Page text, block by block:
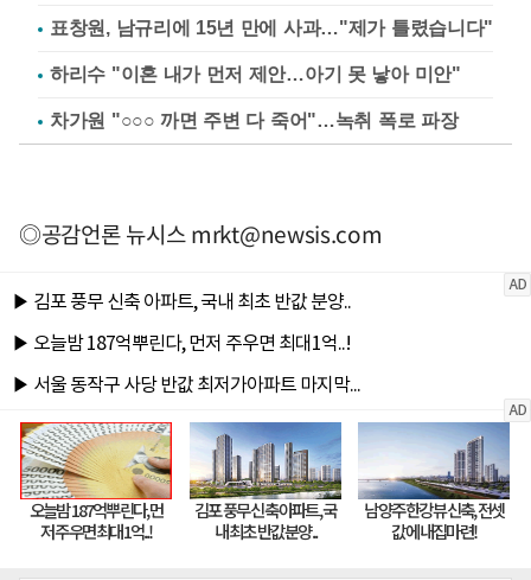
표창원, 남규리에 15년 만에 사과…"제가 틀렸습니다"
하리수 "이혼 내가 먼저 제안…아기 못 낳아 미안"
차가원 "○○○ 까면 주변 다 죽어"…녹취 폭로 파장
◎공감언론 뉴시스mrkt@newsis.com